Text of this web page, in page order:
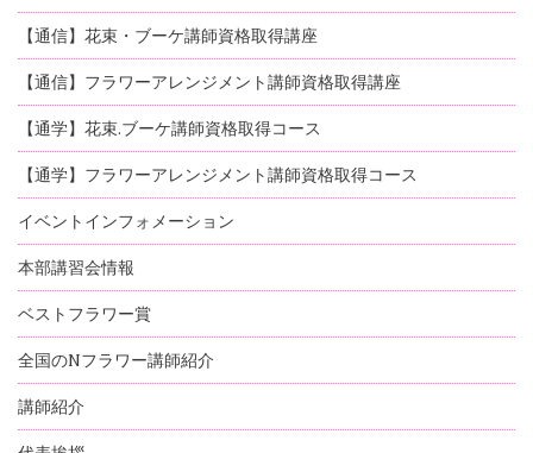
【通信】花束・ブーケ講師資格取得講座
【通信】フラワーアレンジメント講師資格取得講座
【通学】花束.ブーケ講師資格取得コース
【通学】フラワーアレンジメント講師資格取得コース
イベントインフォメーション
本部講習会情報
ベストフラワー賞
全国のNフラワー講師紹介
講師紹介